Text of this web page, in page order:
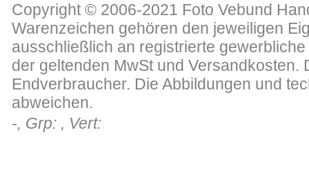
Copyright © 2006-2021 Foto Vebund
Warenzeichen gehören den jeweiligen
ausschließlich an registrierte
der geltenden MwSt und
Endverbraucher. Die Abbildungen und
abweichen.
-, Grp: , Vert: